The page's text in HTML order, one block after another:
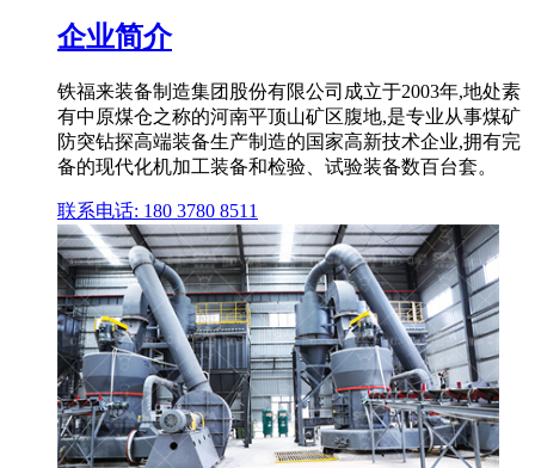
企业简介
铁福来装备制造集团股份有限公司成立于2003年,地处素
有中原煤仓之称的河南平顶山矿区腹地,是专业从事煤矿
防突钻探高端装备生产制造的国家高新技术企业,拥有完
备的现代化机加工装备和检验、试验装备数百台套。
联系电话: 180 3780 8511